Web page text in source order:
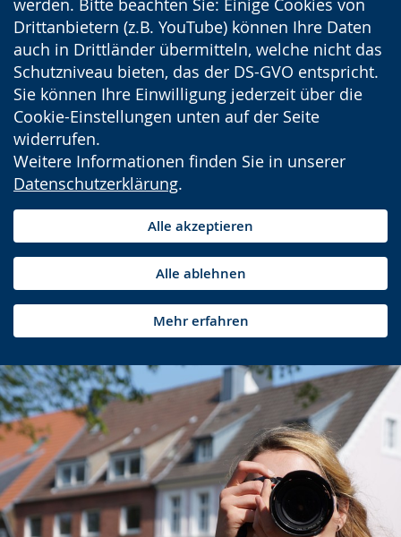
werden. Bitte beachten Sie: Einige Cookies von
Drittanbietern (z.B. YouTube) können Ihre Daten
auch in Drittländer übermitteln, welche nicht das
Schutzniveau bieten, das der DS-GVO entspricht.
Sie können Ihre Einwilligung jederzeit über die
Cookie-Einstellungen unten auf der Seite
widerrufen.
Weitere Informationen finden Sie in unserer
Datenschutzerklärung.
Alle akzeptieren
Alle ablehnen
Mehr erfahren